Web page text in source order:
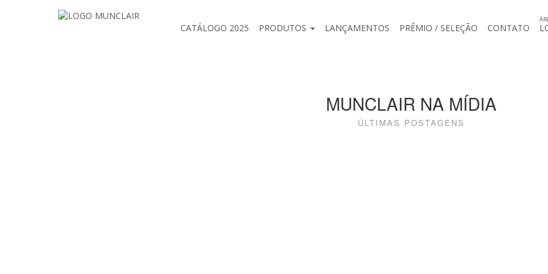
CATÁLOGO 2025 PRODUTOS LANÇAMENTOS PRÊMIO / SELEÇÃO CONTATO
MUNCLAIR NA MÍDIA
ÚLTIMAS POSTAGENS